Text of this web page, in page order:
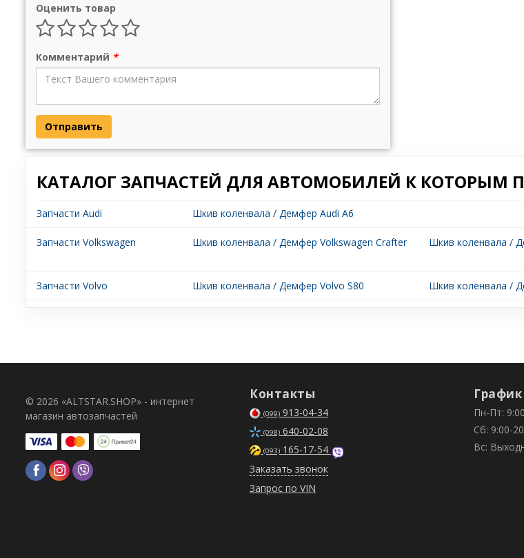
Оценить товар
Комментарий *
Отправить
КАТАЛОГ ЗАПЧАСТЕЙ ДЛЯ АВТОМОБИЛЕЙ К КОТОРЫМ
Запчасти Audi Шкив коленвала / Демфер Audi A6
Запчасти Volkswagen Шкив коленвала / Демфер Volkswagen Crafter Шкив коленвала /
Запчасти Volvo Шкив коленвала / Демфер Volvo S80 Шкив коленвала /
© 2026 «ALTSTAR.SHOP» - интернет
магазин автозапчастей
Контакты
(099) 913-04-34
(098) 640-02-08
(093) 165-17-54
Заказать звонок
Запрос по VIN
Пн-Пт:
Сб: 9:00-
Вс: